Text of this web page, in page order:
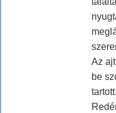
Az
be
tartott.